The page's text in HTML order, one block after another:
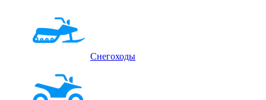
Снегоходы